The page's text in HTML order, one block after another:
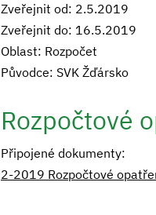
Zveřejnit od: 2.5.2019
Zveřejnit do: 16.5.2019
Oblast: Rozpočet
Původce: SVK Žďársko
Rozpočtové
Připojené dokumenty:
2-2019 Rozpočtové